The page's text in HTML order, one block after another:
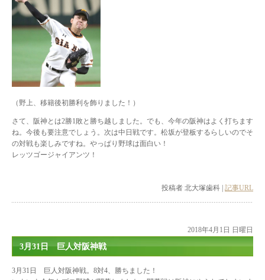
（野上、移籍後初勝利を飾りました！）
さて、阪神とは2勝1敗と勝ち越しました。でも、今年の阪神はよく打ちます
ね。今後も要注意でしょう。次は中日戦です。松坂が登板するらしいのでそ
の対戦も楽しみですね。やっぱり野球は面白い！
レッツゴージャイアンツ！
投稿者 北大塚歯科 | 記事URL
2018年4月1日 日曜日
3月31日 巨人対阪神戦
3月31日 巨人対阪神戦。8対4、勝ちました！